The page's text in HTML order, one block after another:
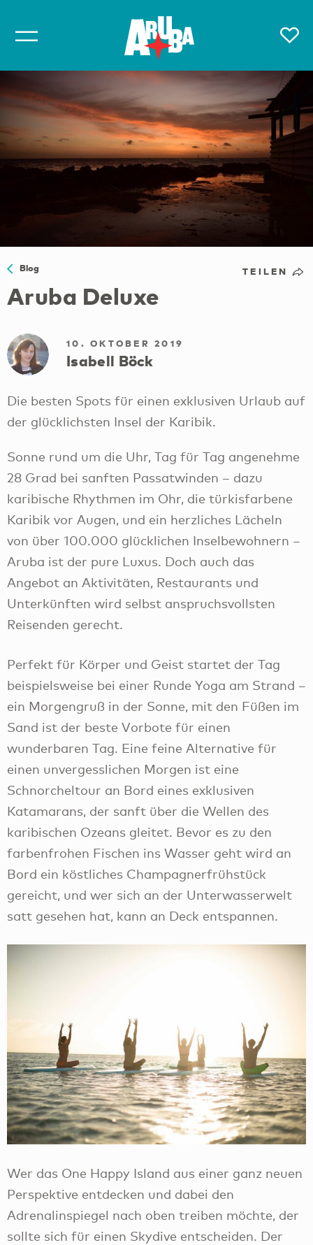
Blog TEILEN
Aruba Deluxe
10. OKTOBER 2019
Isabell Böck
Die besten Spots für einen exklusiven Urlaub auf
der glücklichsten Insel der Karibik.
Sonne rund um die Uhr, Tag für Tag angenehme
28 Grad bei sanften Passatwinden – dazu
karibische Rhythmen im Ohr, die türkisfarbene
Karibik vor Augen, und ein herzliches Lächeln
von über 100.000 glücklichen Inselbewohnern –
Aruba ist der pure Luxus. Doch auch das
Angebot an Aktivitäten, Restaurants und
Unterkünften wird selbst anspruchsvollsten
Reisenden gerecht.
Perfekt für Körper und Geist startet der Tag
beispielsweise bei einer Runde Yoga am Strand –
ein Morgengruß in der Sonne, mit den Füßen im
Sand ist der beste Vorbote für einen
wunderbaren Tag. Eine feine Alternative für
einen unvergesslichen Morgen ist eine
Schnorcheltour an Bord eines exklusiven
Katamarans, der sanft über die Wellen des
karibischen Ozeans gleitet. Bevor es zu den
farbenfrohen Fischen ins Wasser geht wird an
Bord ein köstliches Champagnerfrühstück
gereicht, und wer sich an der Unterwasserwelt
satt gesehen hat, kann an Deck entspannen.
Wer das One Happy Island aus einer ganz neuen
Perspektive entdecken und dabei den
Adrenalinspiegel nach oben treiben möchte, der
sollte sich für einen Skydive entscheiden. Der